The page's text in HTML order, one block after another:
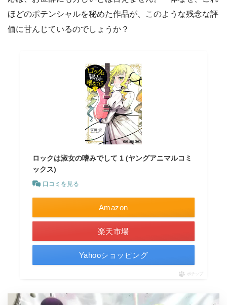
ほどのポテンシャルを秘めた作品が、このような残念な評
価に甘んじているのでしょうか？
ロックは淑女の嗜みでして 1 (ヤングアニマルコミ
ックス)
口コミを見る
Amazon
楽天市場
Yahooショッピング
ポチップ